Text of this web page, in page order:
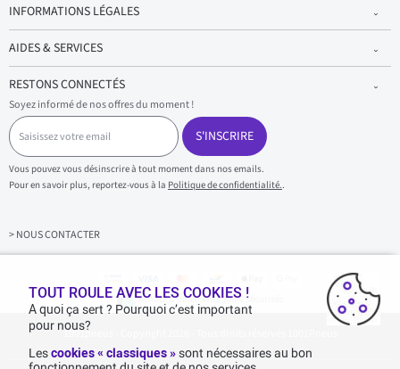
INFORMATIONS LÉGALES
AIDES & SERVICES
RESTONS CONNECTÉS
Soyez informé de nos offres du moment !
S
a
i
s
i
s
z
v
S'INSCRIRE
Vous pouvez vous désinscrire à tout moment dans nos emails.
Pour en savoir plus, reportez-vous à la Politique de confidentialité..
> NOUS CONTACTER
Achats & paiements 100% sécurisés
1001pneus - Copyright 2026 - Tous droits réservés 1001Pneus
TOUT ROULE AVEC LES COOKIES !
A quoi ça sert ? Pourquoi c’est important
pour nous?
Lescookies « classiques »sont nécessaires au bon